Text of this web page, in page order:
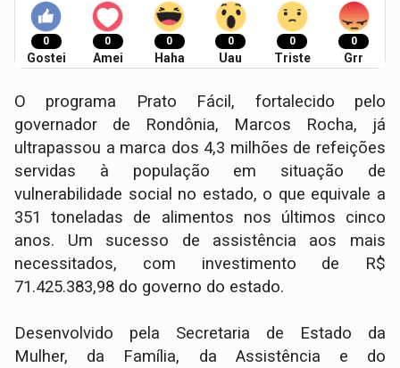
0
Gostei
0
Amei
0
Haha
0
Uau
0
Triste
0
Grr
O programa Prato Fácil, fortalecido pelo
governador de Rondônia, Marcos Rocha, já
ultrapassou a marca dos 4,3 milhões de refeições
servidas à população em situação de
vulnerabilidade social no estado, o que equivale a
351 toneladas de alimentos nos últimos cinco
anos. Um sucesso de assistência aos mais
necessitados, com investimento de R$
71.425.383,98 do governo do estado.
Desenvolvido pela Secretaria de Estado da
Mulher, da Família, da Assistência e do